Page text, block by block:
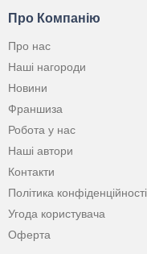
Про Компанію
Про нас
Наші нагороди
Новини
Франшиза
Робота у нас
Наші автори
Контакти
Політика конфіденційності
Угода користувача
Оферта